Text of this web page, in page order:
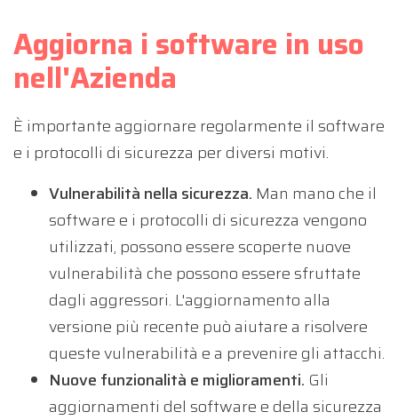
Inserisci i tuoi contatti e ricevi gratis risultati su
misura per la tua Azienda.
Cognome
Telefono
Email
Aggiorna i software in uso
nell'Azienda
È importante aggiornare regolarmente il software
e i protocolli di sicurezza per diversi motivi.
Vulnerabilità nella sicurezza. Man mano che il
software e i protocolli di sicurezza vengono
utilizzati, possono essere scoperte nuove
vulnerabilità che possono essere sfruttate
dagli aggressori. L'aggiornamento alla
versione più recente può aiutare a risolvere
queste vulnerabilità e a prevenire gli attacchi.
Nuove funzionalità e miglioramenti. Gli
aggiornamenti del software e della sicurezza